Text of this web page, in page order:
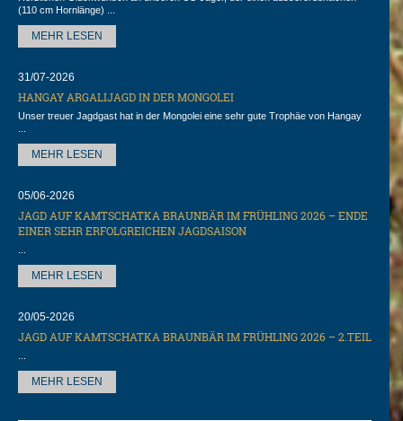
(110 cm Hornlänge) ...
MEHR LESEN
31/07-2026
HANGAY ARGALIJAGD IN DER MONGOLEI
Unser treuer Jagdgast hat in der Mongolei eine sehr gute Trophäe von Hangay
MEHR LESEN
05/06-2026
JAGD AUF KAMTSCHATKA BRAUNBÄR IM FRÜHLING 2026 – ENDE
EINER SEHR ERFOLGREICHEN JAGDSAISON
MEHR LESEN
20/05-2026
JAGD AUF KAMTSCHATKA BRAUNBÄR IM FRÜHLING 2026 – 2.TEIL
MEHR LESEN